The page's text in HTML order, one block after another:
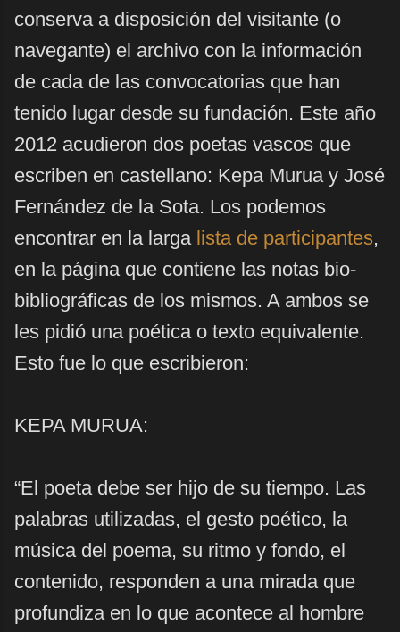
conserva a disposición del visitante (o
navegante) el archivo con la información
de cada de las convocatorias que han
tenido lugar desde su fundación. Este año
2012 acudieron dos poetas vascos que
escriben en castellano: Kepa Murua y José
Fernández de la Sota. Los podemos
encontrar en la larga lista de participantes,
en la página que contiene las notas bio-
bibliográficas de los mismos. A ambos se
les pidió una poética o texto equivalente.
Esto fue lo que escribieron:
KEPA MURUA:
“El poeta debe ser hijo de su tiempo. Las
palabras utilizadas, el gesto poético, la
música del poema, su ritmo y fondo, el
contenido, responden a una mirada que
profundiza en lo que acontece al hombre